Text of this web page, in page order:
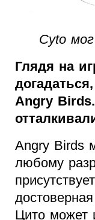
Cyto
Глядя на
Angry
Angry Birds
любому
Цито может